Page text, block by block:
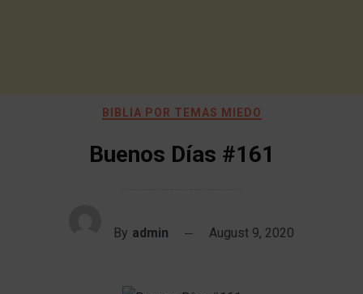
BIBLIA POR TEMAS MIEDO
Buenos Días #161
By admin August 9, 2020